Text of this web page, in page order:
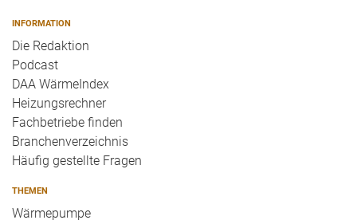
INFORMATION
Die Redaktion
Podcast
DAA WärmeIndex
Heizungsrechner
Fachbetriebe finden
Branchenverzeichnis
Häufig gestellte Fragen
THEMEN
Wärmepumpe